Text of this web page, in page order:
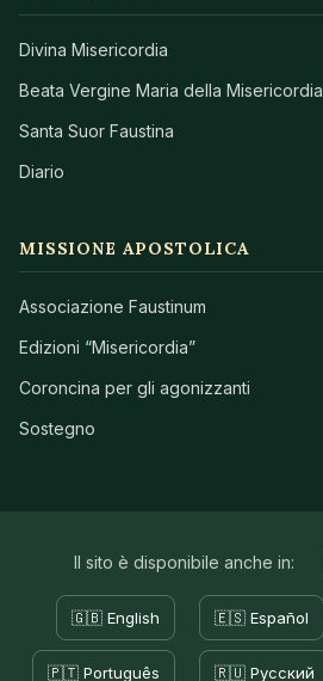
Divina Misericordia
Beata Vergine Maria della Misericordia
Santa Suor Faustina
Diario
MISSIONE APOSTOLICA
Associazione Faustinum
Edizioni “Misericordia”
Coroncina per gli agonizzanti
Sostegno
Il sito è disponibile anche in:
🇬🇧 English 🇪🇸 Español
🇵🇹 Português 🇷🇺 Русский